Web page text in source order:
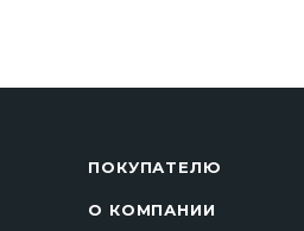
ПОКУПАТЕЛЮ
О КОМПАНИИ